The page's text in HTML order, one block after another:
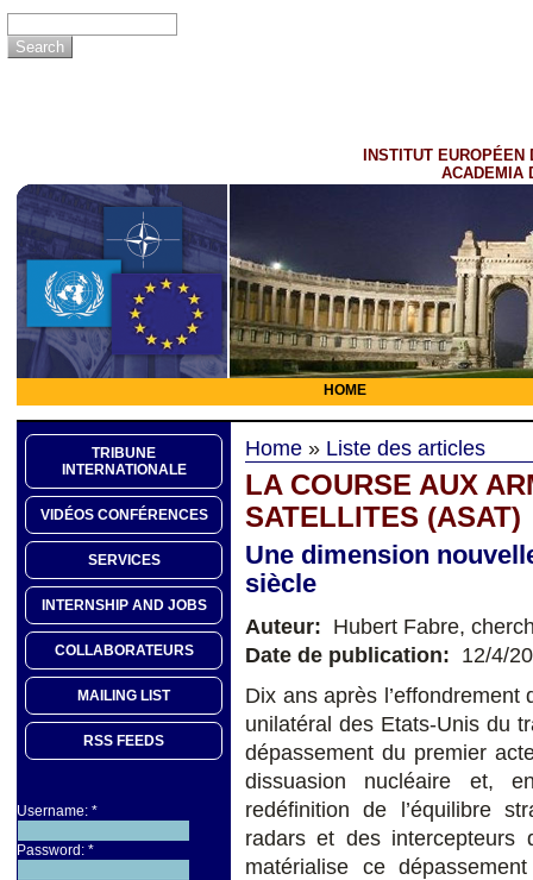
INSTITUT EUROPÉEN
ACADEMIA
HOME
TRIBUNE
INTERNATIONALE
VIDÉOS CONFÉRENCES
SERVICES
INTERNSHIP AND JOBS
COLLABORATEURS
MAILING LIST
RSS FEEDS
Username: *
Password: *
Home » Liste des articles
LA COURSE AUX
SATELLITES (ASAT)
Une dimension
siècle
Auteur: Hubert Fabre,
Date de publication: 12/4/
Dix ans après l’effondrement
unilatéral des Etats-Unis du
dépassement du premier
dissuasion nucléaire et,
redéfinition de l’équilibre
radars et des
matérialise ce